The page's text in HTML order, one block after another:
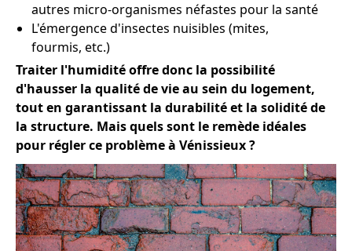
autres micro-organismes néfastes pour la santé
L'émergence d'insectes nuisibles (mites,
fourmis, etc.)
Traiter l'humidité offre donc la possibilité
d'hausser la qualité de vie au sein du logement,
tout en garantissant la durabilité et la solidité de
la structure. Mais quels sont le remède idéales
pour régler ce problème à Vénissieux ?